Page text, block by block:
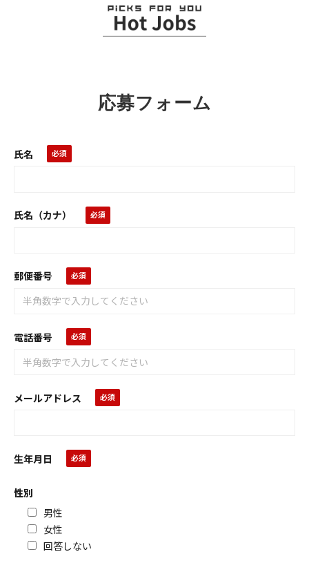
応募フォーム
氏名
氏名（カナ）
郵便番号
電話番号
メールアドレス
生年月日
性別
男性
女性
回答しない